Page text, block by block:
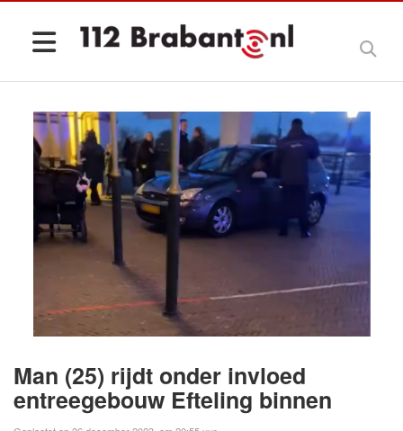
Man (25) rijdt onder invloed
entreegebouw Efteling binnen